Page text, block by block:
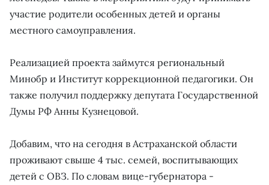
участие родители особенных детей и органы
местного самоуправления.
Реализацией проекта займутся региональный
Минобр и Институт коррекционной педагогики. Он
также получил поддержку депутата Государственной
Думы РФ Анны Кузнецовой.
Добавим, что на сегодня в Астраханской области
проживают свыше 4 тыс. семей, воспитывающих
детей с ОВЗ. По словам вице-губернатора -